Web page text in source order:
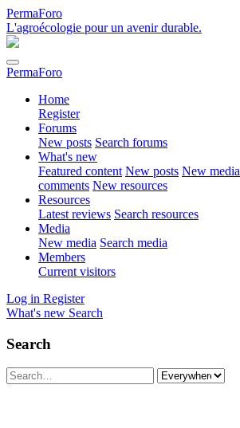
PermaForo
L'agroécologie pour un avenir durable.
PermaForo
Home
Register
Forums
New posts Search forums
What's new
Featured content New posts New media
comments New resources
Resources
Latest reviews Search resources
Media
New media Search media
Members
Current visitors
Log in Register
What's new Search
Search